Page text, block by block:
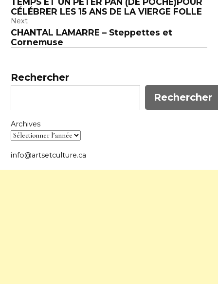
l’article
CÉLÉBRER LES 15 ANS DE LA VIERGE FOLLE
Next
CHANTAL LAMARRE – Steppettes et
Cornemuse
Rechercher
Rechercher
Archives
info@artsetculture.ca